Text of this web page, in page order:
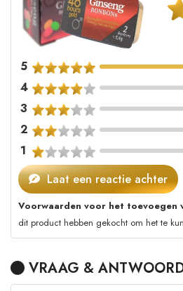
5
4
3
2
1
Laat een reactie achter
Voorwaarden voor het toevoegen
dit product hebben gekocht om het te
VRAAG &